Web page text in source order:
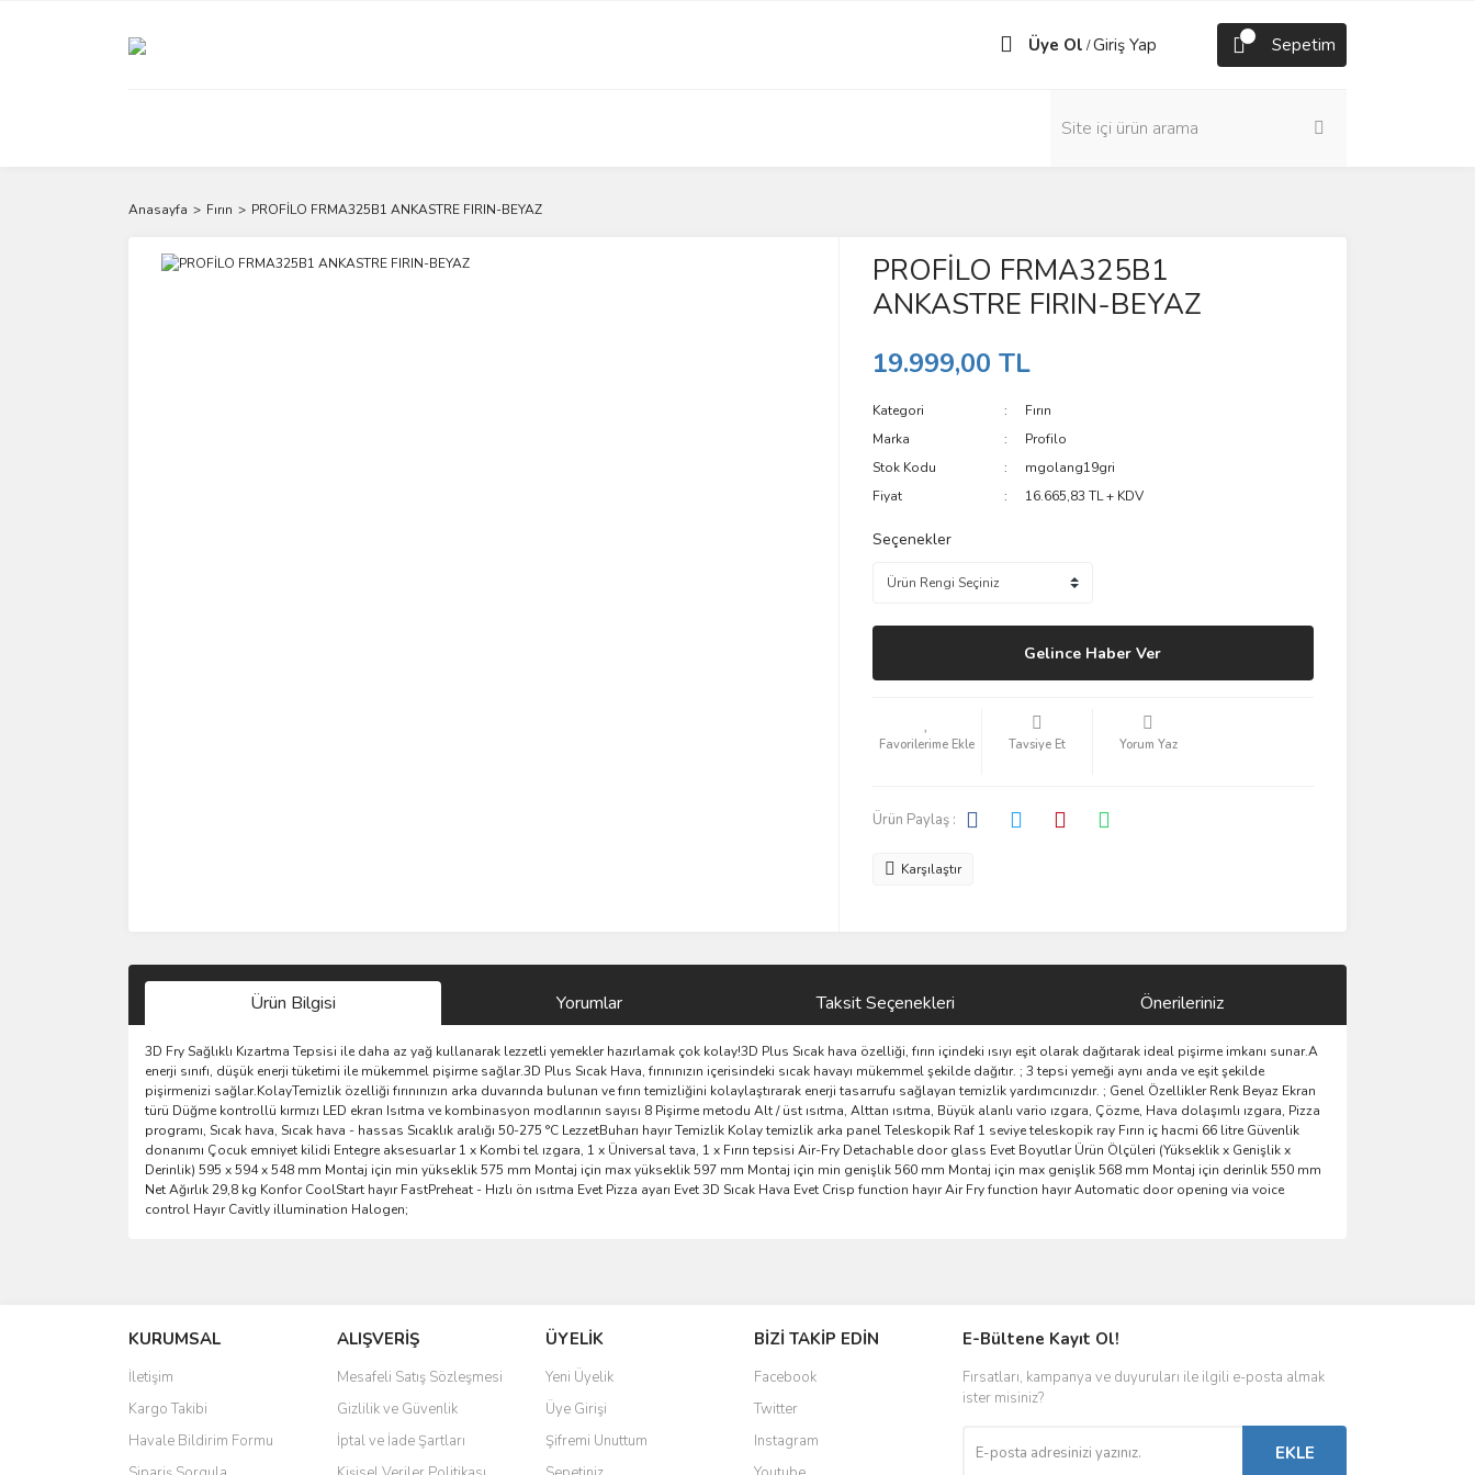
Üye Ol /Giriş Yap Sepetim
Anasayfa Fırın PROFİLO FRMA325B1 ANKASTRE FIRIN-BEYAZ
PROFİLO FRMA325B1
ANKASTRE FIRIN-BEYAZ
19.999,00 TL
Kategori
Fırın
Marka
Profilo
Stok Kodu
mgolang19gri
Fiyat
16.665,83 TL + KDV
Seçenekler
Gelince Haber Ver
Tavsiye Et Yorum Yaz
Ürün Paylaş :
Karşılaştır
Ürün Bilgisi Yorumlar Taksit Seçenekleri Önerileriniz
3D Fry Sağlıklı Kızartma Tepsisi ile daha az yağ kullanarak lezzetli yemekler hazırlamak çok kolay!3D Plus Sıcak hava özelliği, fırın içindeki ısıyı eşit olarak dağıtarak ideal pişirme imkanı sunar.A
enerji sınıfı, düşük enerji tüketimi ile mükemmel pişirme sağlar.3D Plus Sıcak Hava, fırınınızın içerisindeki sıcak havayı mükemmel şekilde dağıtır. ; 3 tepsi yemeği aynı anda ve eşit şekilde
pişirmenizi sağlar.KolayTemizlik özelliği fırınınızın arka duvarında bulunan ve fırın temizliğini kolaylaştırarak enerji tasarrufu sağlayan temizlik yardımcınızdır. ; Genel Özellikler Renk Beyaz Ekran
türü Düğme kontrollü kırmızı LED ekran Isıtma ve kombinasyon modlarının sayısı 8 Pişirme metodu Alt / üst ısıtma, Alttan ısıtma, Büyük alanlı vario ızgara, Çözme, Hava dolaşımlı ızgara, Pizza
programı, Sıcak hava, Sıcak hava - hassas Sıcaklık aralığı 50-275 °C LezzetBuharı hayır Temizlik Kolay temizlik arka panel Teleskopik Raf 1 seviye teleskopik ray Fırın iç hacmi 66 litre Güvenlik
donanımı Çocuk emniyet kilidi Entegre aksesuarlar 1 x Kombi tel ızgara, 1 x Üniversal tava, 1 x Fırın tepsisi Air-Fry Detachable door glass Evet Boyutlar Ürün Ölçüleri (Yükseklik x Genişlik x
Derinlik) 595 x 594 x 548 mm Montaj için min yükseklik 575 mm Montaj için max yükseklik 597 mm Montaj için min genişlik 560 mm Montaj için max genişlik 568 mm Montaj için derinlik 550 mm
Net Ağırlık 29,8 kg Konfor CoolStart hayır FastPreheat - Hızlı ön ısıtma Evet Pizza ayarı Evet 3D Sıcak Hava Evet Crisp function hayır Air Fry function hayır Automatic door opening via voice
control Hayır Cavitly illumination Halogen;
Ürün resmi kalitesiz, bozuk veya görüntülenemiyor.
Ürün açıklamasında eksik bilgiler bulunuyor.
Ürün bilgilerinde hatalar bulunuyor.
Ürün fiyatı diğer sitelerden daha pahalı.
Bu ürüne benzer farklı alternatifler olmalı.
KURUMSAL
İletişim
Kargo Takibi
Havale Bildirim Formu
ALIŞVERİŞ
Mesafeli Satış Sözleşmesi
Gizlilik ve Güvenlik
İptal ve İade Şartları
ÜYELİK
Yeni Üyelik
Üye Girişi
Şifremi Unuttum
BİZİ TAKİP EDİN
Facebook
Twitter
Instagram
E-Bültene Kayıt Ol!
Fırsatları, kampanya ve duyuruları ile ilgili e-posta almak
ister misiniz?
EKLE